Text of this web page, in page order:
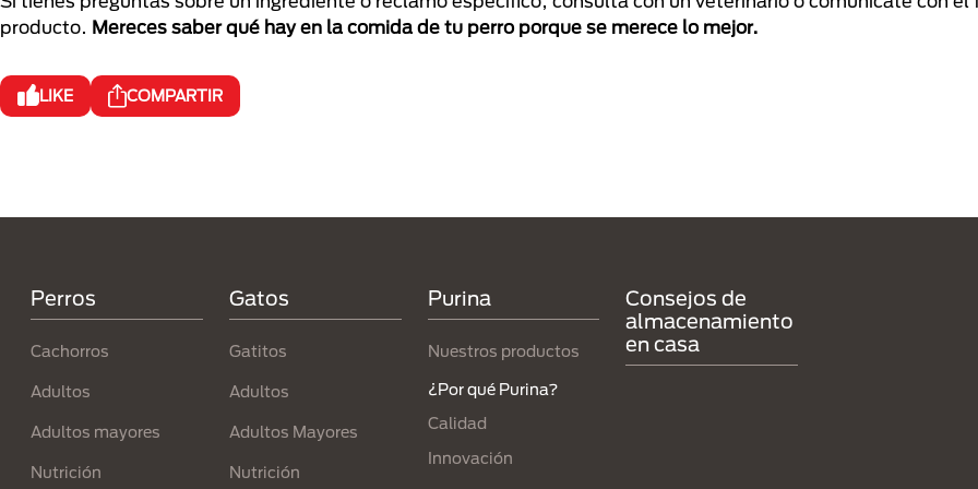
producto. Mereces saber qué hay en la comida de tu perro porque se merece lo mejor.
LIKE COMPARTIR
Perros
Cachorros
Adultos
Adultos mayores
Nutrición
Gatos
Gatitos
Adultos
Adultos Mayores
Nutrición
Purina
Nuestros productos
¿Por qué Purina?
Calidad
Innovación
Consejos de
almacenamiento
en casa